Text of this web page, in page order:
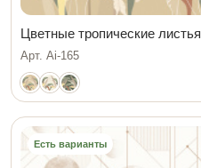
Цветные тропические листья
Арт. Ai-165
Есть варианты